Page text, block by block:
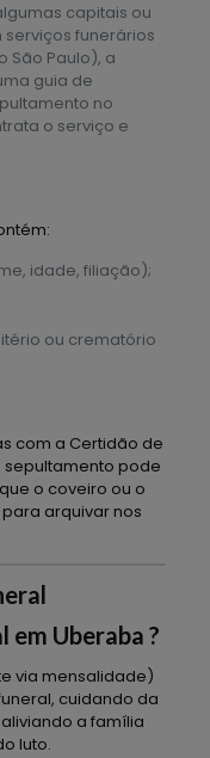
capitais ou
funerários
São Paulo), a
guia de
no
o serviço e
idade, filiação);
ou crematório
com a Certidão de
sepultamento pode
o coveiro ou o
arquivar nos
em Uberaba ?
via mensalidade)
cuidando da
a família
luto.